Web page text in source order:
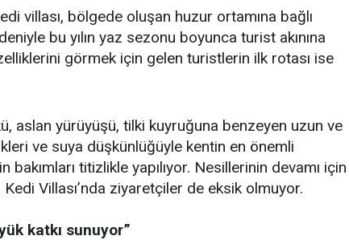
villası, bölgede oluşan huzur ortamına bağlı
bu yılın yaz sezonu boyunca turist akınına
görmek için gelen turistlerin ilk rotası ise
aslan yürüyüşü, tilki kuyruğuna benzeyen uzun ve
ve suya düşkünlüğüyle kentin en önemli
titizlikle yapılıyor. Nesillerinin devamı için
Kedi Villası’nda ziyaretçiler de eksik olmuyor.
katkı sunuyor”